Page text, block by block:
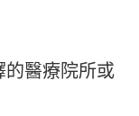
的醫療院所或